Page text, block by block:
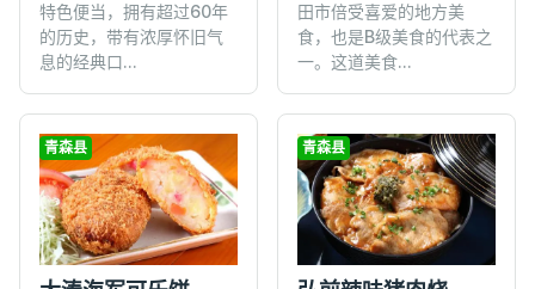
特色便当，拥有超过60年
的历史，带有浓厚怀旧气
息的经典口...
田市倍受喜爱的地方美
食，也是B级美食的代表之
一。这道美食...
青森县 青森县